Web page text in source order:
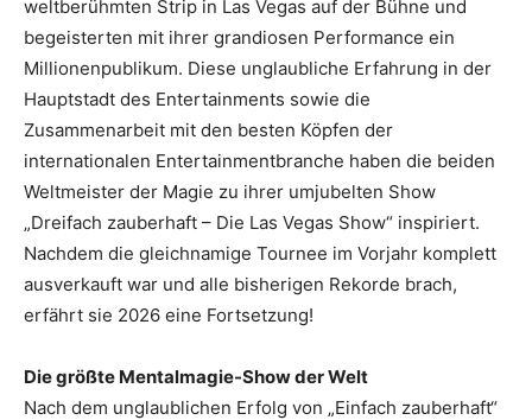
weltberühmten Strip in Las Vegas auf der Bühne und
begeisterten mit ihrer grandiosen Performance ein
Millionenpublikum. Diese unglaubliche Erfahrung in der
Hauptstadt des Entertainments sowie die
Zusammenarbeit mit den besten Köpfen der
internationalen Entertainmentbranche haben die beiden
Weltmeister der Magie zu ihrer umjubelten Show
„Dreifach zauberhaft – Die Las Vegas Show“ inspiriert.
Nachdem die gleichnamige Tournee im Vorjahr komplett
ausverkauft war und alle bisherigen Rekorde brach,
erfährt sie 2026 eine Fortsetzung!
Die größte Mentalmagie-Show der Welt
Nach dem unglaublichen Erfolg von „Einfach zauberhaft“